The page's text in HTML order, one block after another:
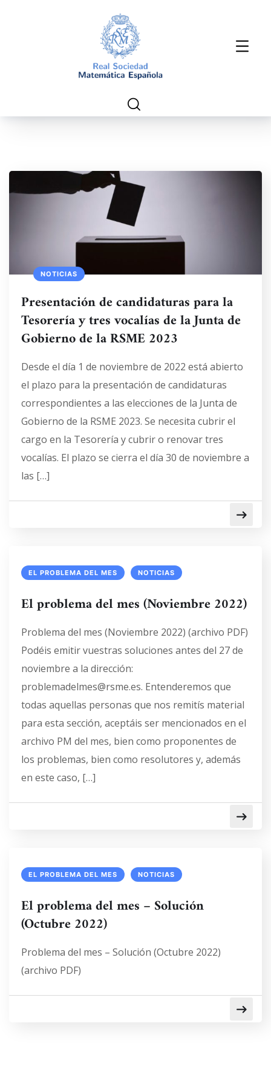
NOTICIAS
Presentación de candidaturas para la
Tesorería y tres vocalías de la Junta de
Gobierno de la RSME 2023
Desde el día 1 de noviembre de 2022 está abierto
el plazo para la presentación de candidaturas
correspondientes a las elecciones de la Junta de
Gobierno de la RSME 2023. Se necesita cubrir el
cargo en la Tesorería y cubrir o renovar tres
vocalías. El plazo se cierra el día 30 de noviembre a
las […]
EL PROBLEMA DEL MES NOTICIAS
El problema del mes (Noviembre 2022)
Problema del mes (Noviembre 2022) (archivo PDF)
Podéis emitir vuestras soluciones antes del 27 de
noviembre a la dirección:
problemadelmes@rsme.es. Entenderemos que
todas aquellas personas que nos remitís material
para esta sección, aceptáis ser mencionados en el
archivo PM del mes, bien como proponentes de
los problemas, bien como resolutores y, además
en este caso, […]
EL PROBLEMA DEL MES NOTICIAS
El problema del mes – Solución
(Octubre 2022)
Problema del mes – Solución (Octubre 2022)
(archivo PDF)